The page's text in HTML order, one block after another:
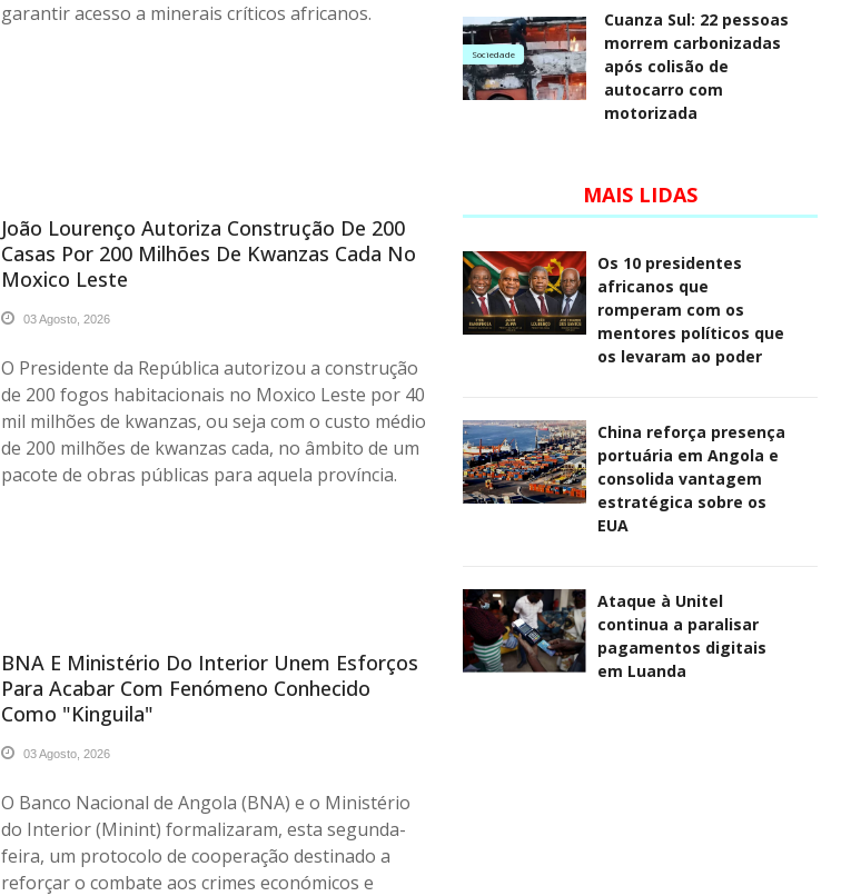
garantir acesso a minerais críticos africanos.
João Lourenço Autoriza Construção De 200
Casas Por 200 Milhões De Kwanzas Cada No
Moxico Leste
03 Agosto, 2026
O Presidente da República autorizou a construção
de 200 fogos habitacionais no Moxico Leste por 40
mil milhões de kwanzas, ou seja com o custo médio
de 200 milhões de kwanzas cada, no âmbito de um
pacote de obras públicas para aquela província.
BNA E Ministério Do Interior Unem Esforços
Para Acabar Com Fenómeno Conhecido
Como "kinguila"
03 Agosto, 2026
O Banco Nacional de Angola (BNA) e o Ministério
do Interior (Minint) formalizaram, esta segunda-
feira, um protocolo de cooperação destinado a
reforçar o combate aos crimes económicos e
Sociedade
Cuanza Sul: 22 pessoas
morrem carbonizadas
após colisão de
autocarro com
motorizada
MAIS LIDAS
Os 10 presidentes
africanos que
romperam com os
mentores políticos que
os levaram ao poder
China reforça presença
portuária em Angola e
consolida vantagem
estratégica sobre os
EUA
Ataque à Unitel
continua a paralisar
pagamentos digitais
em Luanda